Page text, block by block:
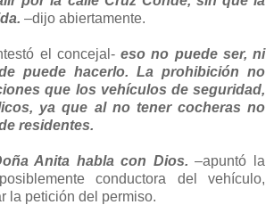
–dijo abiertamente.
el concejal-eso no puede ser, ni
puede hacerlo. La prohibición no
que los vehículos de seguridad,
ya que al no tener cocheras no
residentes.
Anita habla con Dios. –apuntó la
conductora del vehículo,
la petición del permiso.